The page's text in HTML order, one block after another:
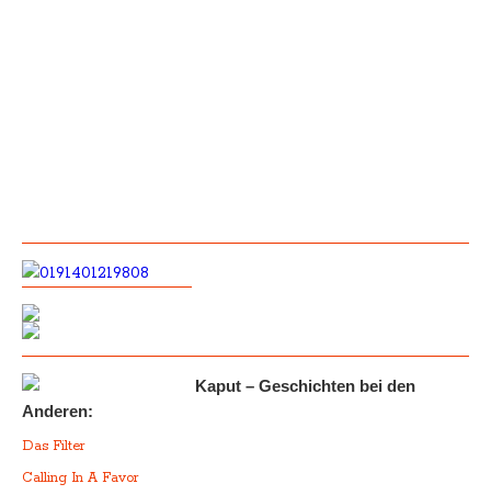
Kaput – Geschichten bei den
Anderen:
Das Filter
Calling In A Favor